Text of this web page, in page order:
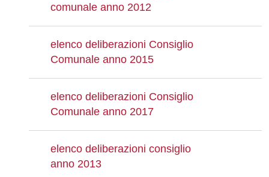
comunale anno 2012
elenco deliberazioni Consiglio
Comunale anno 2015
elenco deliberazioni Consiglio
Comunale anno 2017
elenco deliberazioni consiglio
anno 2013